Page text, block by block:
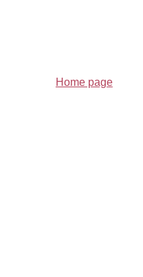
Home page